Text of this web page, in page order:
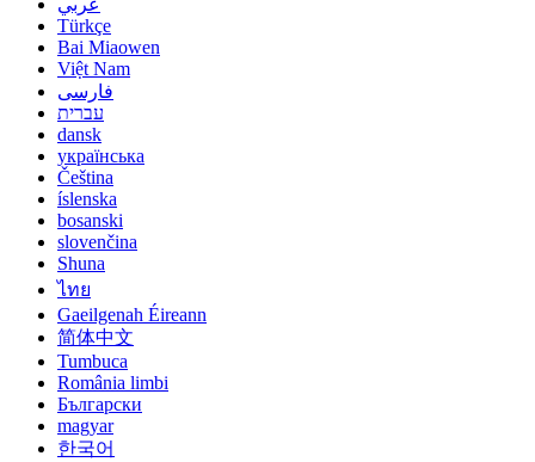
عربي
Türkçe
Bai Miaowen
Việt Nam
فارسی
עברית
dansk
українська
Čeština
íslenska
bosanski
slovenčina
Shuna
ไทย
Gaeilgenah Éireann
简体中文
Tumbuca
România limbi
Български
magyar
한국어